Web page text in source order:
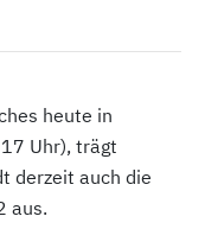
heute in
Uhr), trägt
derzeit auch die
aus.